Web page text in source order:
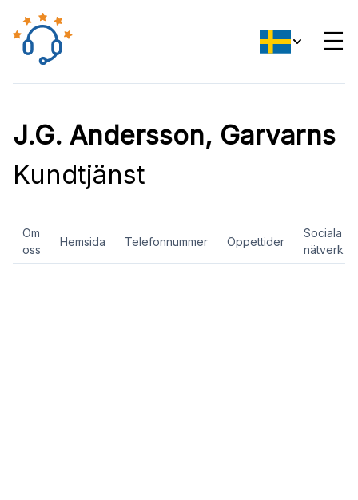
☰
J.G. Andersson, Garvarns
Kundtjänst
Om
oss
Hemsida Telefonnummer Öppettider
Sociala
nätverk